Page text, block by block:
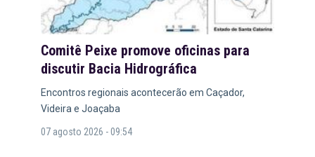
Comitê Peixe promove oficinas para
discutir Bacia Hidrográfica
Encontros regionais acontecerão em Caçador,
Videira e Joaçaba
07 agosto 2026 - 09:54